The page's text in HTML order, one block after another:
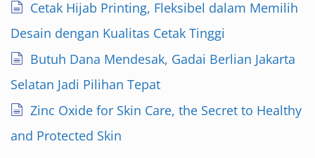
Cetak Hijab Printing, Fleksibel dalam Memilih
Desain dengan Kualitas Cetak Tinggi
Butuh Dana Mendesak, Gadai Berlian Jakarta
Selatan Jadi Pilihan Tepat
Zinc Oxide for Skin Care, the Secret to Healthy
and Protected Skin